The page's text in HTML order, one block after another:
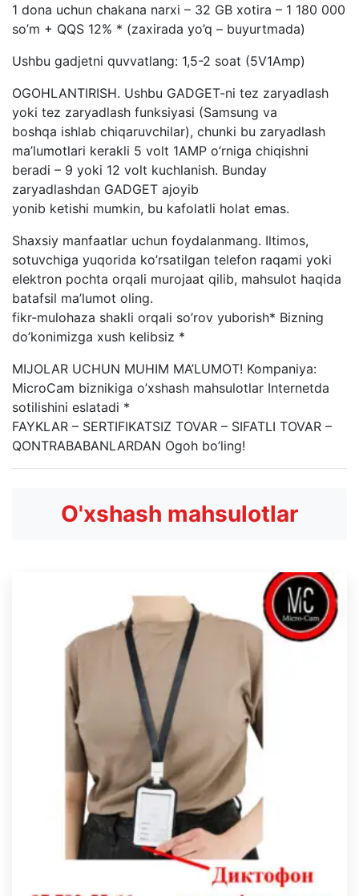
1 dona uchun chakana narxi – 32 GB xotira – 1 180 000
so’m + QQS 12% * (zaxirada yo’q – buyurtmada)
Ushbu gadjetni quvvatlang: 1,5-2 soat (5V1Amp)
OGOHLANTIRISH. Ushbu GADGET-ni tez zaryadlash
yoki tez zaryadlash funksiyasi (Samsung va
boshqa ishlab chiqaruvchilar), chunki bu zaryadlash
ma’lumotlari kerakli 5 volt 1AMP o’rniga chiqishni
beradi – 9 yoki 12 volt kuchlanish. Bunday
zaryadlashdan GADGET ajoyib
yonib ketishi mumkin, bu kafolatli holat emas.
Shaxsiy manfaatlar uchun foydalanmang. Iltimos,
sotuvchiga yuqorida ko’rsatilgan telefon raqami yoki
elektron pochta orqali murojaat qilib, mahsulot haqida
batafsil ma’lumot oling.
fikr-mulohaza shakli orqali so’rov yuborish* Bizning
do’konimizga xush kelibsiz *
MIJOLAR UCHUN MUHIM MA’LUMOT! Kompaniya:
MicroCam biznikiga o’xshash mahsulotlar Internetda
sotilishini eslatadi *
FAYKLAR – SERTIFIKATSIZ TOVAR – SIFATLI TOVAR –
QONTRABABANLARDAN Ogoh bo’ling!
O'xshash mahsulotlar